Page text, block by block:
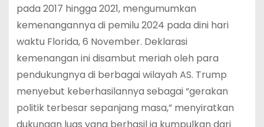
pada 2017 hingga 2021, mengumumkan
kemenangannya di pemilu 2024 pada dini hari
waktu Florida, 6 November. Deklarasi
kemenangan ini disambut meriah oleh para
pendukungnya di berbagai wilayah AS. Trump
menyebut keberhasilannya sebagai “gerakan
politik terbesar sepanjang masa,” menyiratkan